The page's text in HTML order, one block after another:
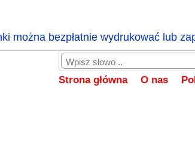
można bezpłatnie wydrukować lub
Strona główna O nas